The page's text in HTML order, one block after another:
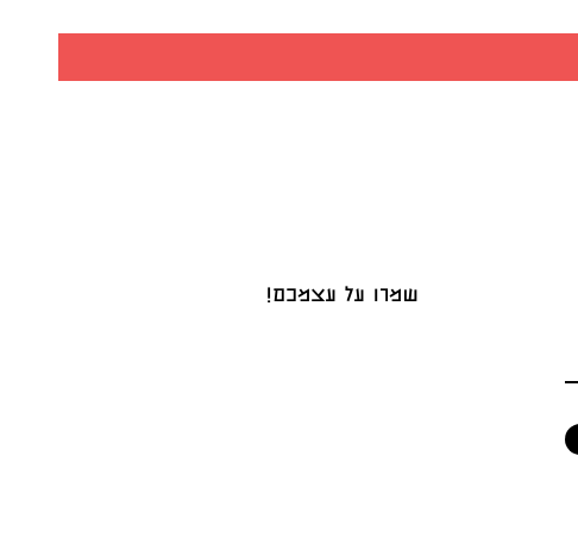
שמרו על עצמכם!